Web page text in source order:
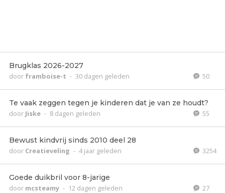
Brugklas 2026-2027
door framboise-t - 30 dagen geleden 50
Te vaak zeggen tegen je kinderen dat je van ze houdt?
door Jiske - 8 dagen geleden 55
Bewust kindvrij sinds 2010 deel 28
door Creatieveling - 4 jaar geleden 3254
Goede duikbril voor 8-jarige
door mcsteamy - 12 dagen geleden 27